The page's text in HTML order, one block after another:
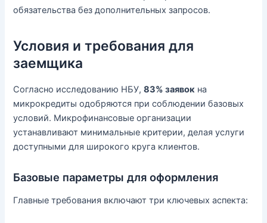
обязательства без дополнительных запросов.
Условия и требования для
заемщика
Согласно исследованию НБУ,83% заявок на
микрокредиты одобряются при соблюдении базовых
условий. Микрофинансовые организации
устанавливают минимальные критерии, делая услуги
доступными для широкого круга клиентов.
Базовые параметры для оформления
Главные требования включают три ключевых аспекта: